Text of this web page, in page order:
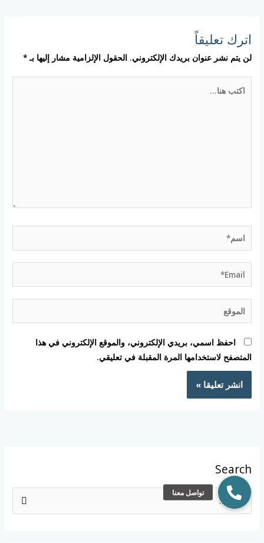
اترك تعليقاً
لن يتم نشر عنوان بريدك الإلكتروني. الحقول الإلزامية مشار إليها بـ*
اسم*
Email*
الموقع
احفظ اسمي، بريدي الإلكتروني، والموقع الإلكتروني في هذا
المتصفح لاستخدامها المرة المقبلة في تعليقي.
Search
ا